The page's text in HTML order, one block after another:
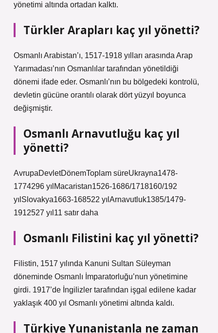
yönetimi altında ortadan kalktı.
Türkler Arapları kaç yıl yönetti?
Osmanlı Arabistan’ı, 1517-1918 yılları arasında Arap
Yarımadası’nın Osmanlılar tarafından yönetildiği
dönemi ifade eder. Osmanlı’nın bu bölgedeki kontrolü,
devletin gücüne orantılı olarak dört yüzyıl boyunca
değişmiştir.
Osmanlı Arnavutluğu kaç yıl
yönetti?
AvrupaDevletDönemToplam süreUkrayna1478-
1774296 yılMacaristan1526-1686/1718160/192
yılSlovakya1663-168522 yılArnavutluk1385/1479-
1912527 yıl11 satır daha
Osmanlı Filistini kaç yıl yönetti?
Filistin, 1517 yılında Kanuni Sultan Süleyman
döneminde Osmanlı İmparatorluğu’nun yönetimine
girdi. 1917’de İngilizler tarafından işgal edilene kadar
yaklaşık 400 yıl Osmanlı yönetimi altında kaldı.
Türkiye Yunanistanla ne zaman